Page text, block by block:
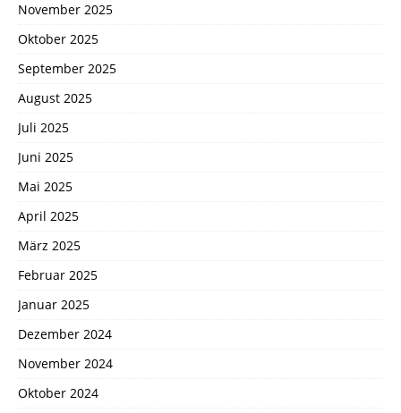
November 2025
Oktober 2025
September 2025
August 2025
Juli 2025
Juni 2025
Mai 2025
April 2025
März 2025
Februar 2025
Januar 2025
Dezember 2024
November 2024
Oktober 2024